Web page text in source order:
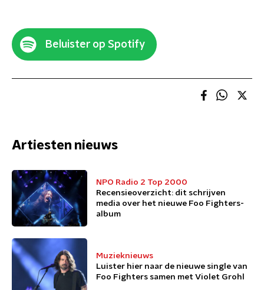
Beluister op Spotify
Artiesten nieuws
NPO Radio 2 Top 2000
Recensieoverzicht: dit schrijven
media over het nieuwe Foo Fighters-
album
Muzieknieuws
Luister hier naar de nieuwe single van
Foo Fighters samen met Violet Grohl